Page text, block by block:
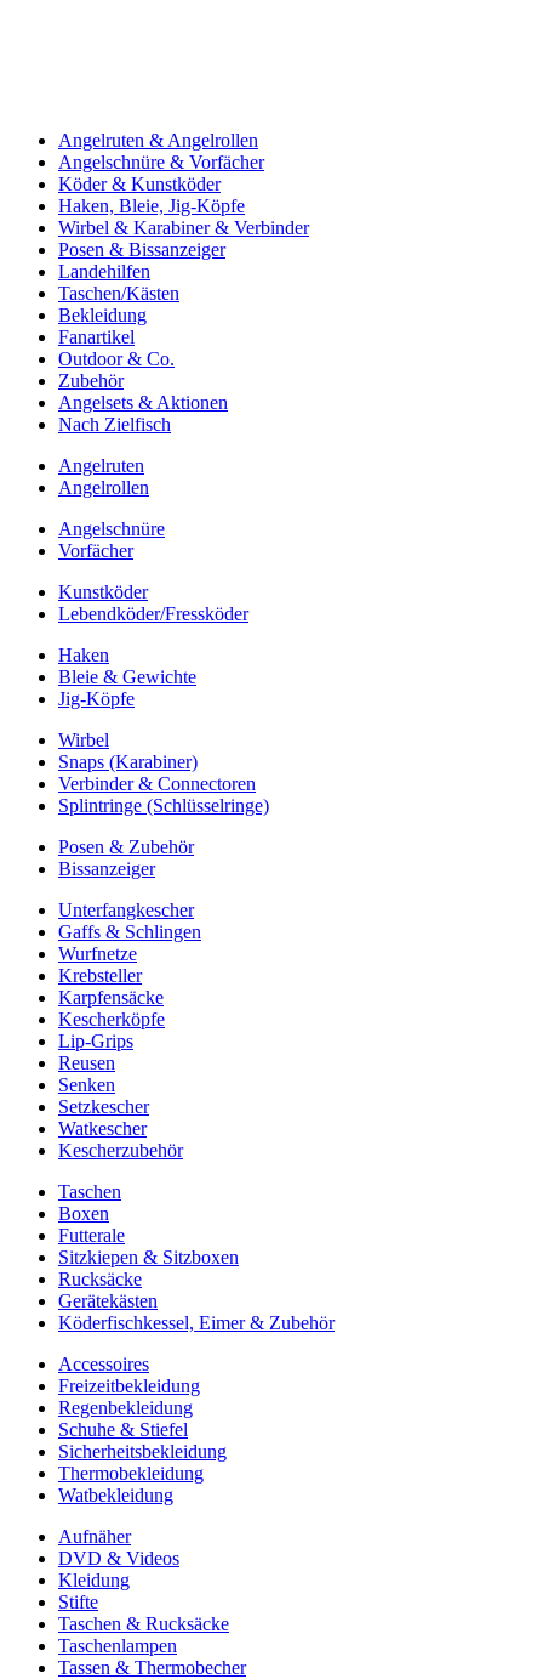
Angelruten & Angelrollen
Angelschnüre & Vorfächer
Köder & Kunstköder
Haken, Bleie, Jig-Köpfe
Wirbel & Karabiner & Verbinder
Posen & Bissanzeiger
Landehilfen
Taschen/Kästen
Bekleidung
Fanartikel
Outdoor & Co.
Zubehör
Angelsets & Aktionen
Nach Zielfisch
Angelruten
Angelrollen
Angelschnüre
Vorfächer
Kunstköder
Lebendköder/Fressköder
Haken
Bleie & Gewichte
Jig-Köpfe
Wirbel
Snaps (Karabiner)
Verbinder & Connectoren
Splintringe (Schlüsselringe)
Posen & Zubehör
Bissanzeiger
Unterfangkescher
Gaffs & Schlingen
Wurfnetze
Krebsteller
Karpfensäcke
Kescherköpfe
Lip-Grips
Reusen
Senken
Setzkescher
Watkescher
Kescherzubehör
Taschen
Boxen
Futterale
Sitzkiepen & Sitzboxen
Rucksäcke
Gerätekästen
Köderfischkessel, Eimer & Zubehör
Accessoires
Freizeitbekleidung
Regenbekleidung
Schuhe & Stiefel
Sicherheitsbekleidung
Thermobekleidung
Watbekleidung
Aufnäher
DVD & Videos
Kleidung
Stifte
Taschen & Rucksäcke
Taschenlampen
Tassen & Thermobecher